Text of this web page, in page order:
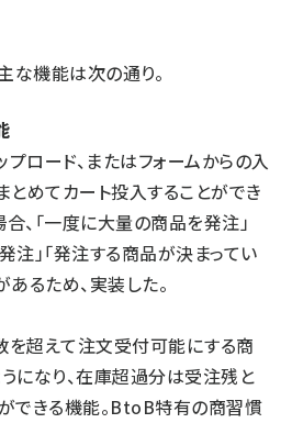
な機能は次の通り。
プロード、またはフォームからの入
とめてカート投入することができ
、「一度に大量の商品を発注」
注」「発注する商品が決まってい
あるため、実装した。
超えて注文受付可能にする商
になり、在庫超過分は受注残と
できる機能。BtoB特有の商習慣